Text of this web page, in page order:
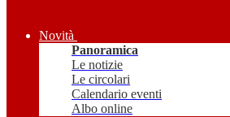
Novità
Panoramica
Le notizie
Le circolari
Calendario eventi
Albo online